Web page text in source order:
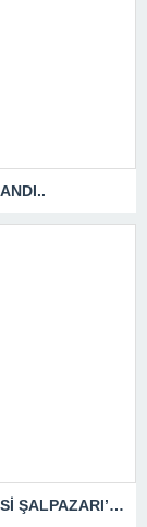
GİZEM DOLU ANADOLU FOTOĞRAF SERGİSİ ŞALPAZARI’NDA